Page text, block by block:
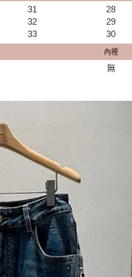
31
32
33
28
29
30
內裡
無